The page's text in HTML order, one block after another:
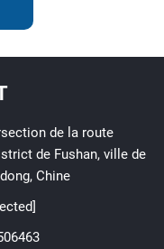
de la route
de Fushan, ville de
Chine